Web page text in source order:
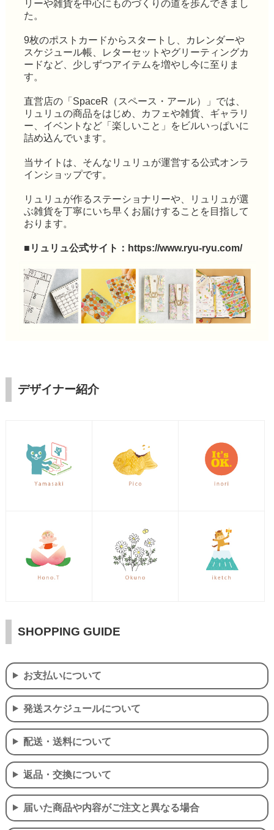
リーや雑貨を中心にものづくりの道を歩んできまし
た。
9枚のポストカードからスタートし、カレンダーや
スケジュール帳、レターセットやグリーティングカ
ードなど、少しずつアイテムを増やし今に至りま
す。
直営店の「SpaceR（スペース・アール）」では、
リュリュの商品をはじめ、カフェや雑貨、ギャラリ
ー、イベントなど「楽しいこと」をビルいっぱいに
詰め込んでいます。
当サイトは、そんなリュリュが運営する公式オンラ
インショップです。
リュリュが作るステーショナリーや、リュリュが選
ぶ雑貨を丁寧にいち早くお届けすることを目指して
おります。
■リュリュ公式サイト： https://www.ryu-ryu.com/
デザイナー紹介
SHOPPING GUIDE
お支払いについて
発送スケジュールについて
配送・送料について
返品・交換について
届いた商品や内容がご注文と異なる場合